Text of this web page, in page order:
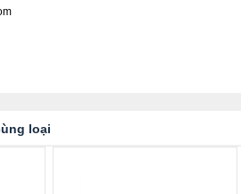
loại